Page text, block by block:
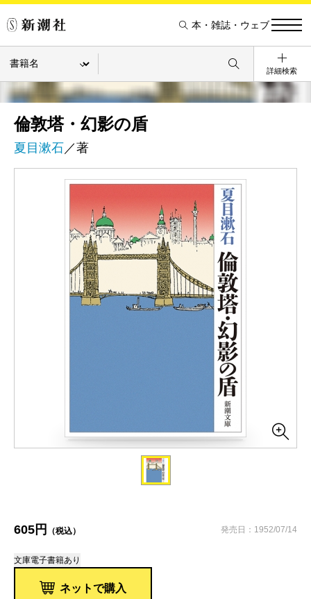
本・雑誌・ウェブ
詳細検索
倫敦塔・幻影の盾
夏目漱石／著
605円 （税込） 発売日：1952/07/14
文庫電子書籍あり
ネットで購入